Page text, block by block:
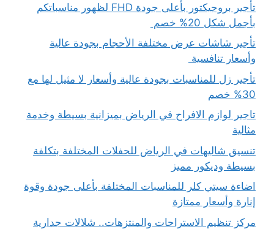
تأجير بروجيكتور بأعلى جودة FHD لظهور مناسباتكم
بأجمل شكل 20% خصم
تأجير شاشات عرض مختلفة الأحجام بجودة عالية
وأسعار تنافسية
تأجير زل للمناسبات بجودة عالية وأسعار لا مثيل لها مع
30% خصم
تاجير لوازم الافراح في الرياض بميزانية بسيطة وخدمة
مثالية
تنسيق شاليهات في الرياض للحفلات المختلفة بتكلفة
بسيطة وديكور مميز
اضاءة سيتي كلر للمناسبات المختلفة بأعلى جودة وقوة
إنارة وأسعار ممتازة
مركز تنظيم الاستراحات والمنتزهات.. شلالات جدارية